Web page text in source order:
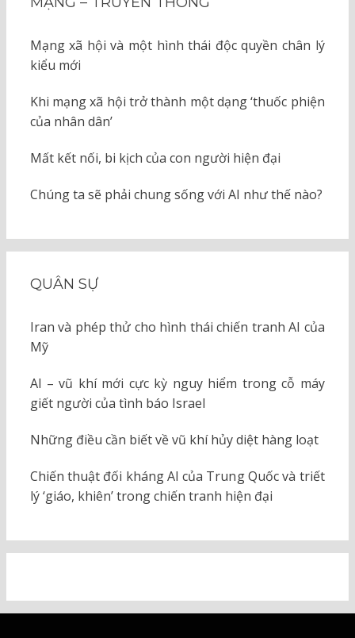
Mạng xã hội và một hình thái độc quyền chân lý
kiểu mới
Khi mạng xã hội trở thành một dạng ‘thuốc phiện
của nhân dân’
Mất kết nối, bi kịch của con người hiện đại
Chúng ta sẽ phải chung sống với AI như thế nào?
QUÂN SỰ
Iran và phép thử cho hình thái chiến tranh AI của
Mỹ
AI – vũ khí mới cực kỳ nguy hiểm trong cỗ máy
giết người của tình báo Israel
Những điều cần biết về vũ khí hủy diệt hàng loạt
Chiến thuật đối kháng AI của Trung Quốc và triết
lý ‘giáo, khiên’ trong chiến tranh hiện đại